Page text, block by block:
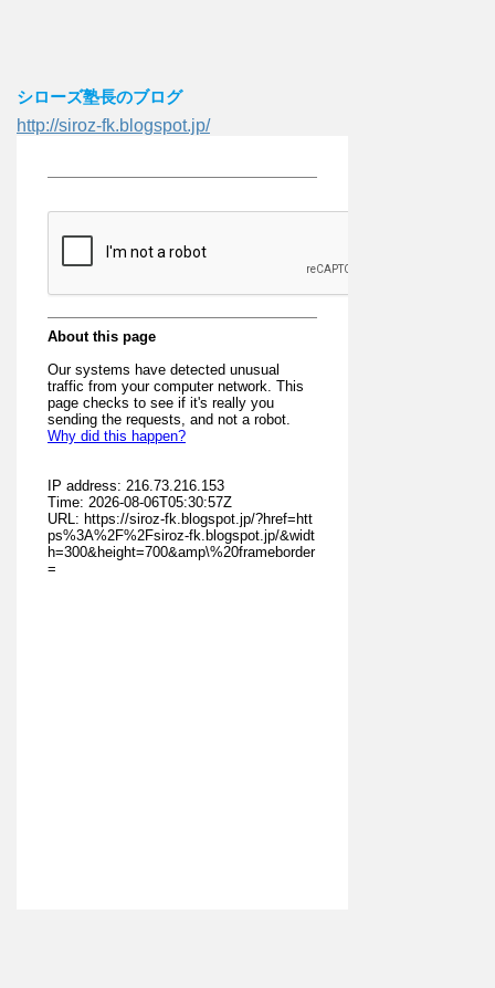
シローズ塾長のブログ
http://siroz-fk.blogspot.jp/